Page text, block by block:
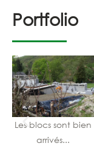
Portfolio
Les blocs sont bien
arrivés...